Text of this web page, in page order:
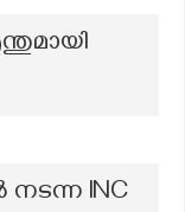
INC